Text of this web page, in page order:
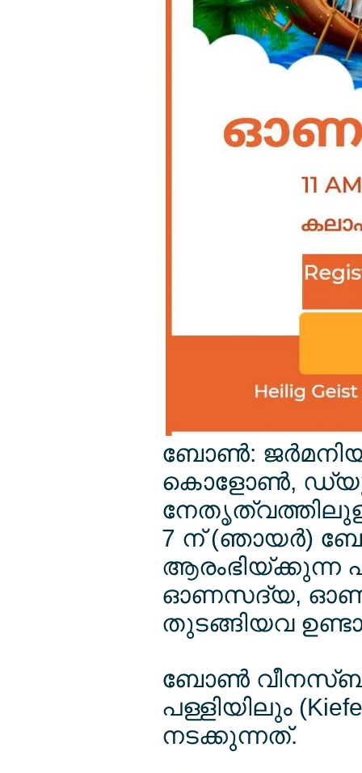
ബോണ്‍:
കൊളോണ്‍,
7 ന് (ഞായര്‍)
ആരംഭിയ്ക്കുന്ന
ഓണസദ്യ,
തുടങ്ങിയവ
ബോണ്‍
പള്ളിയിലും
നടക്കുന്നത്.